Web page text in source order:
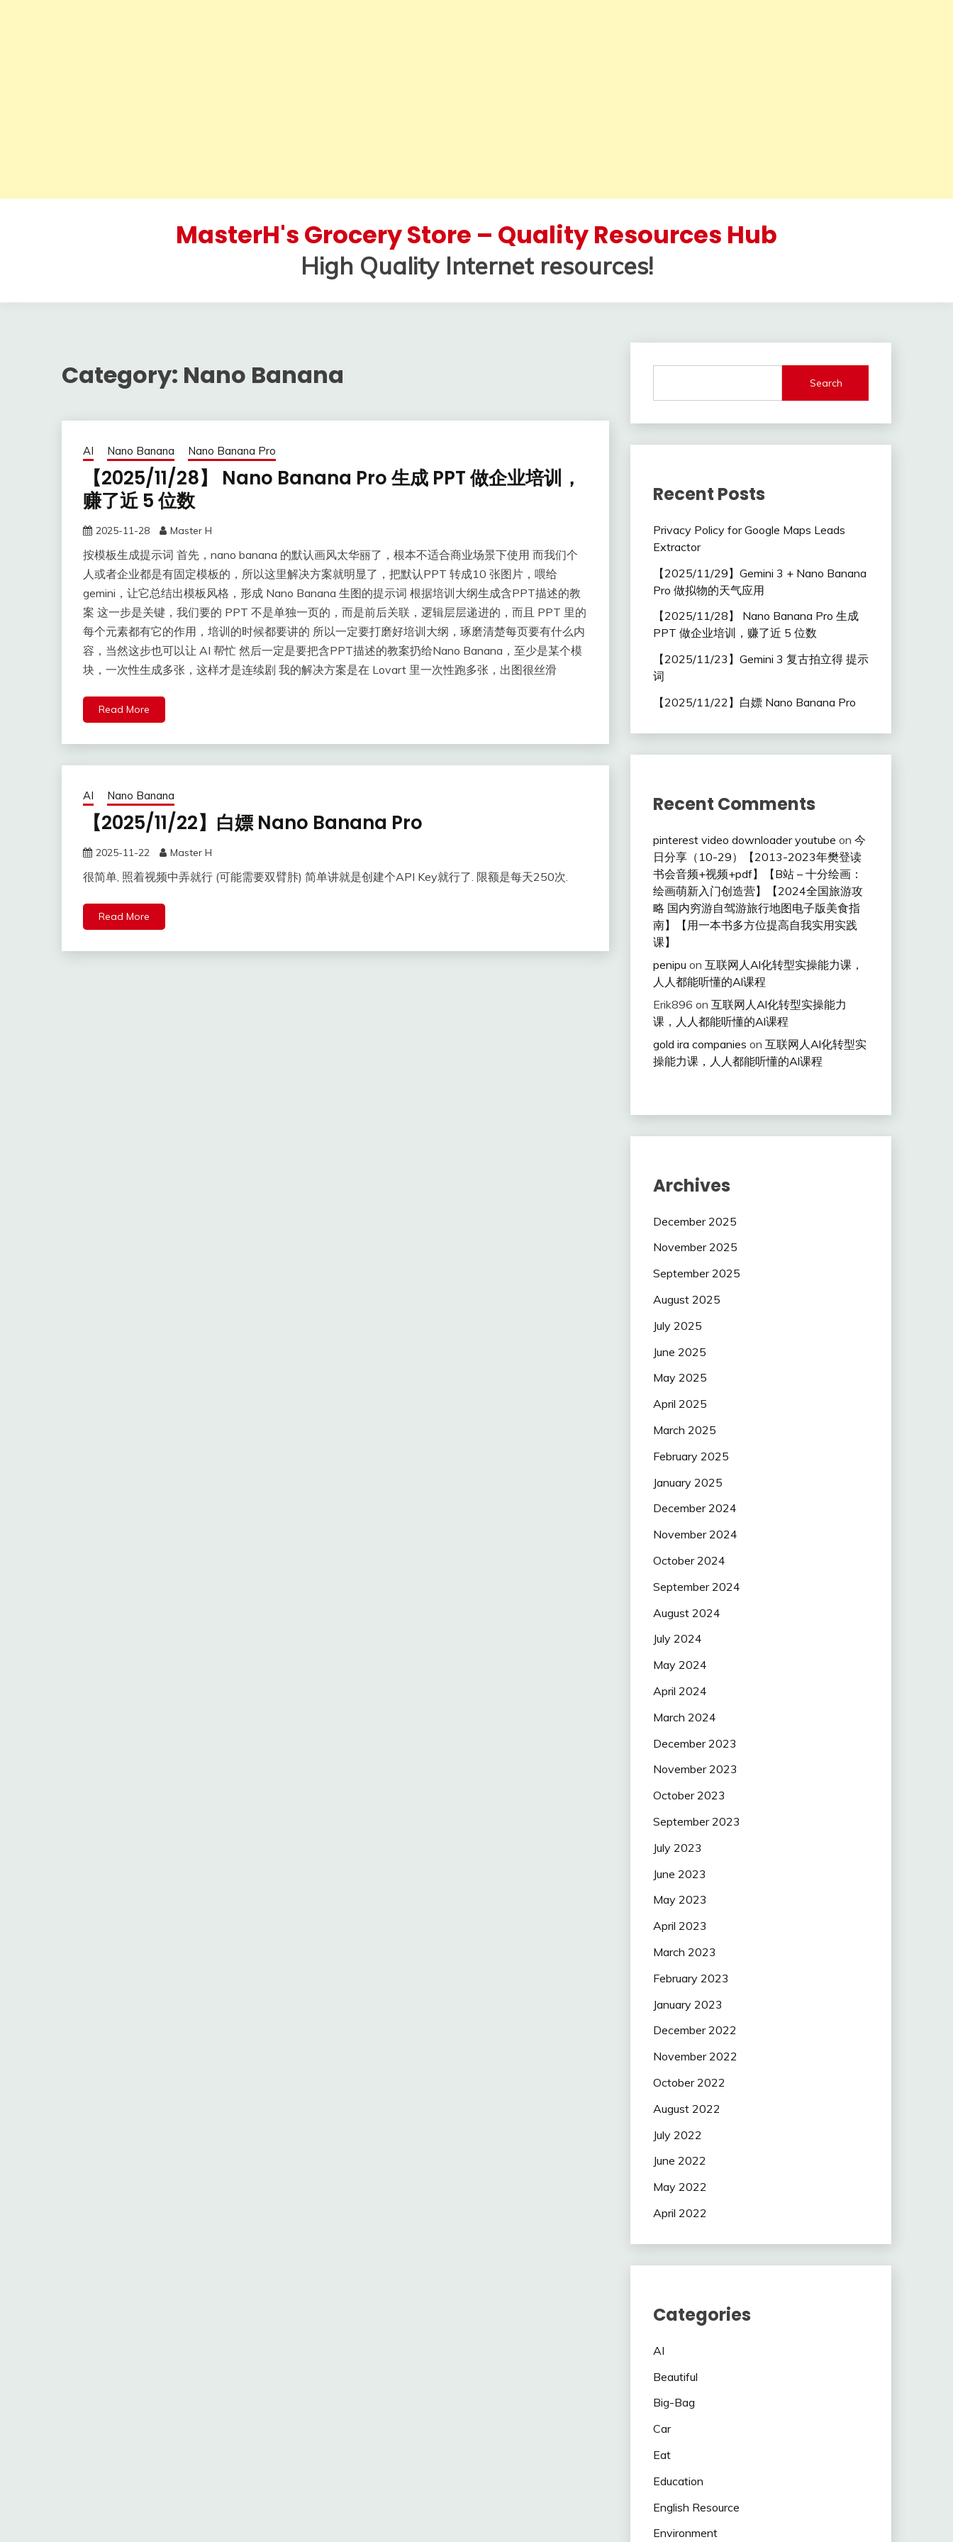
MasterH's Grocery Store – Quality Resources Hub
High Quality Internet resources!
Category: Nano Banana
AI Nano Banana Nano Banana Pro
【2025/11/28】 Nano Banana Pro 生成 PPT 做企业培训，
赚了近 5 位数
2025-11-28 Master H
按模板生成提示词 首先，nano banana 的默认画风太华丽了，根本不适合商业场景下使用 而我们个
人或者企业都是有固定模板的，所以这里解决方案就明显了，把默认PPT 转成10 张图片，喂给
gemini，让它总结出模板风格，形成 Nano Banana 生图的提示词 根据培训大纲生成含PPT描述的教
案 这一步是关键，我们要的 PPT 不是单独一页的，而是前后关联，逻辑层层递进的，而且 PPT 里的
每个元素都有它的作用，培训的时候都要讲的 所以一定要打磨好培训大纲，琢磨清楚每页要有什么内
容，当然这步也可以让 AI 帮忙 然后一定是要把含PPT描述的教案扔给Nano Banana，至少是某个模
块，一次性生成多张，这样才是连续剧 我的解决方案是在 Lovart 里一次性跑多张，出图很丝滑
Read More
AI Nano Banana
【2025/11/22】白嫖 Nano Banana Pro
2025-11-22 Master H
很简单, 照着视频中弄就行 (可能需要双臂胩) 简单讲就是创建个API Key就行了. 限额是每天250次.
Read More
Search
Recent Posts
Privacy Policy for Google Maps Leads
Extractor
【2025/11/29】Gemini 3 + Nano Banana
Pro 做拟物的天气应用
【2025/11/28】 Nano Banana Pro 生成
PPT 做企业培训，赚了近 5 位数
【2025/11/23】Gemini 3 复古拍立得 提示
词
【2025/11/22】白嫖 Nano Banana Pro
Recent Comments
pinterest video downloader youtube on 今
日分享（10-29）【2013-2023年樊登读
书会音频+视频+pdf】【B站 – 十分绘画：
绘画萌新入门创造营】【2024全国旅游攻
略 国内穷游自驾游旅行地图电子版美食指
南】【用一本书多方位提高自我实用实践
课】
penipu on 互联网人Al化转型实操能力课，
人人都能听懂的Al课程
Erik896 on 互联网人Al化转型实操能力
课，人人都能听懂的Al课程
gold ira companies on 互联网人Al化转型实
操能力课，人人都能听懂的Al课程
Archives
December 2025
November 2025
September 2025
August 2025
July 2025
June 2025
May 2025
April 2025
March 2025
February 2025
January 2025
December 2024
November 2024
October 2024
September 2024
August 2024
July 2024
May 2024
April 2024
March 2024
December 2023
November 2023
October 2023
September 2023
July 2023
June 2023
May 2023
April 2023
March 2023
February 2023
January 2023
December 2022
November 2022
October 2022
August 2022
July 2022
June 2022
May 2022
April 2022
Categories
AI
Beautiful
Big-Bag
Car
Eat
Education
English Resource
Environment